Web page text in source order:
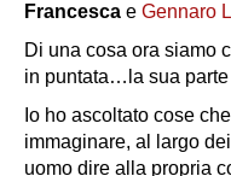
Francesca e Gennaro
Di una cosa ora siamo
in puntata…la sua
Io ho ascoltato cose
immaginare, al largo
uomo dire alla propria